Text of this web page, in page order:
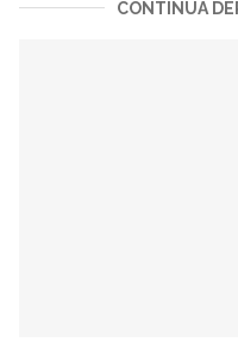
CONTINUA